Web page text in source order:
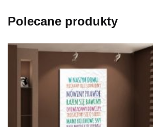
Polecane produkty